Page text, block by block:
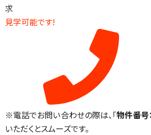
求
見学可能です!
※電話でお問い合わせの際は、「物件番号
いただくとスムーズです。